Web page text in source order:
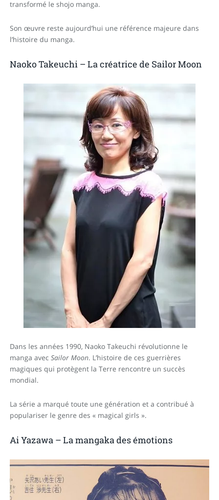
transformé le shojo manga.
Son œuvre reste aujourd’hui une référence majeure dans
l’histoire du manga.
Naoko Takeuchi – La créatrice de Sailor Moon
Dans les années 1990, Naoko Takeuchi révolutionne le
manga avec Sailor Moon. L’histoire de ces guerrières
magiques qui protègent la Terre rencontre un succès
mondial.
La série a marqué toute une génération et a contribué à
populariser le genre des « magical girls ».
Ai Yazawa – La mangaka des émotions